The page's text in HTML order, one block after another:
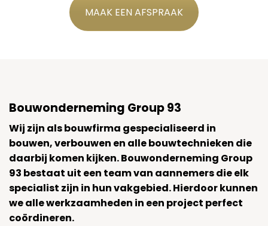
MAAK EEN AFSPRAAK
Bouwonderneming Group 93
Wij zijn als bouwfirma gespecialiseerd in
bouwen, verbouwen en alle bouwtechnieken die
daarbij komen kijken. Bouwonderneming Group
93 bestaat uit een team van aannemers die elk
specialist zijn in hun vakgebied. Hierdoor kunnen
we alle werkzaamheden in een project perfect
coördineren.